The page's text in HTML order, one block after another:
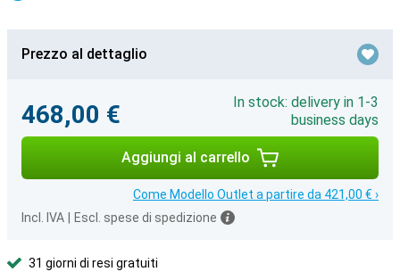
Prezzo al dettaglio
468,00 €
In stock: delivery in 1-3
business days
Aggiungi al carrello
Come Modello Outlet a partire da 421,00 € ›
Incl. IVA
Escl. spese di spedizione
31 giorni di resi gratuiti